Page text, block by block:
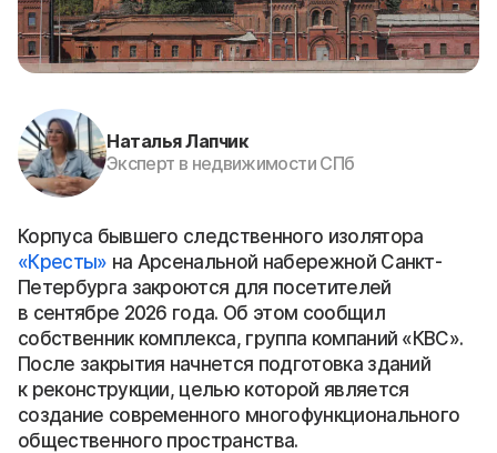
Наталья Лапчик
Эксперт в недвижимости СПб
Корпуса бывшего следственного изолятора
«Кресты» на Арсенальной набережной Санкт-
Петербурга закроются для посетителей
в сентябре 2026 года. Об этом сообщил
собственник комплекса, группа компаний «КВС».
После закрытия начнется подготовка зданий
к реконструкции, целью которой является
создание современного многофункционального
общественного пространства.